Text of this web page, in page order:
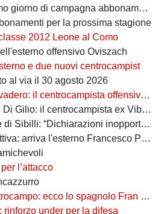
di campagna abbonamenti
per la prossima stagione
2012 Leone al Como
offensivo Oviszach
e due nuovi centrocampist
al via il 30 agosto 2026
offensivo argentino rinforza i granata
ex Vibonese nel mirino rossoblù
inopportune e non veritiere”
arriva l'esterno Francesco Podrini
l’attacco
ecco lo spagnolo Fran Pérez Ganfornina
rinforzo under per la difesa